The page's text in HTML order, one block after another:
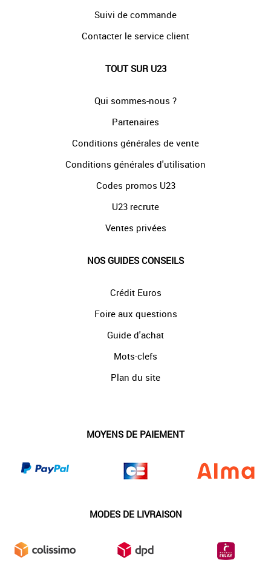
Suivi de commande
Contacter le service client
TOUT SUR U23
Qui sommes-nous ?
Partenaires
Conditions générales de vente
Conditions générales d'utilisation
Codes promos U23
U23 recrute
Ventes privées
NOS GUIDES CONSEILS
Crédit Euros
Foire aux questions
Guide d'achat
Mots-clefs
Plan du site
MOYENS DE PAIEMENT
MODES DE LIVRAISON